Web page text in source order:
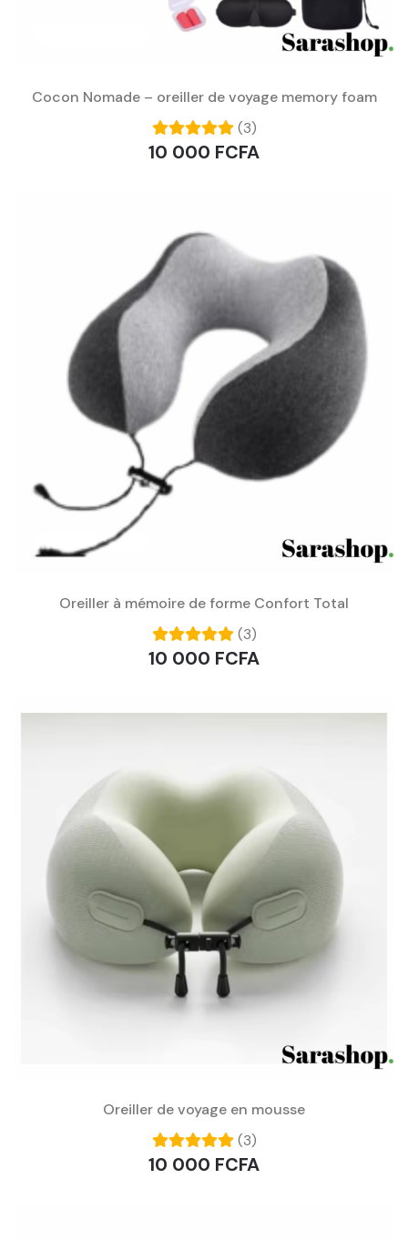
Cocon Nomade – oreiller de voyage memory foam
(3)
10 000 FCFA
Oreiller à mémoire de forme Confort Total
(3)
10 000 FCFA
Oreiller de voyage en mousse
(3)
10 000 FCFA